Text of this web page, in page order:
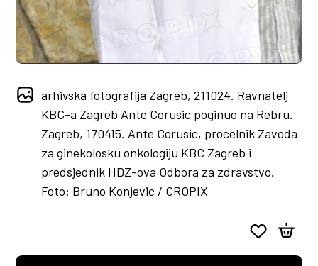
arhivska fotografija Zagreb, 211024. Ravnatelj
KBC-a Zagreb Ante Corusic poginuo na Rebru.
Zagreb, 170415. Ante Corusic, procelnik Zavoda
za ginekolosku onkologiju KBC Zagreb i
predsjednik HDZ-ova Odbora za zdravstvo.
Foto: Bruno Konjevic / CROPIX